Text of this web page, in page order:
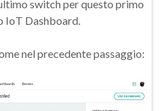
switch per questo primo
IoT Dashboard.
nel precedente passaggio: